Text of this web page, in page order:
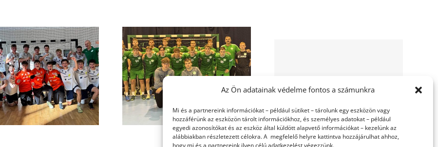
Az Ön adatainak védelme fontos a számunkra
Mi és a partnereink információkat – például sütiket – tárolunk egy eszközön vagy
hozzáférünk az eszközön tárolt információkhoz, és személyes adatokat – például
egyedi azonosítókat és az eszköz által küldött alapvető információkat – kezelünk az
alábbiakban részletezett célokra. A megfelelő helyre kattintva hozzájárulhat ahhoz,
hogy mi és a partnereink ilyen célú adatkezelést végezzünk.
22. forduló – FU20 Heti eredményeink